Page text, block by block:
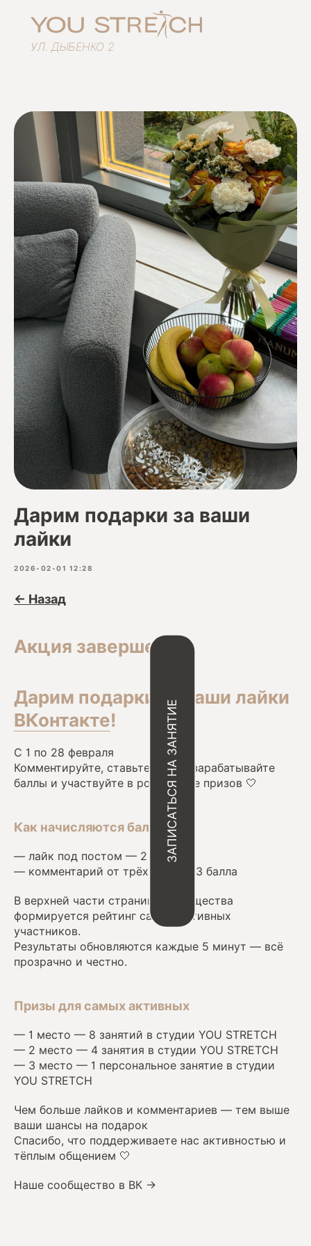
УЛ. ДЫБЕНКО 2
ЗАПИСАТЬСЯ НА ЗАНЯТИЕ
Дарим подарки за ваши
лайки
2026-02-01 12:28
← Назад
Акция завершена!
Дарим подарки за ваши лайки
ВКонтакте!
С 1 по 28 февраля
Комментируйте, ставьте лайки, зарабатывайте
баллы и участвуйте в розыгрыше призов 🤍
Как начисляются баллы
— лайк под постом — 2 балла
— комментарий от трёх слов — 3 балла
В верхней части страницы сообщества
формируется рейтинг самых активных
участников.
Результаты обновляются каждые 5 минут — всё
прозрачно и честно.
Призы для самых активных
— 1 место — 8 занятий в студии YOU STRETCH
— 2 место — 4 занятия в студии YOU STRETCH
— 3 место — 1 персональное занятие в студии
YOU STRETCH
Чем больше лайков и комментариев — тем выше
ваши шансы на подарок
Спасибо, что поддерживаете нас активностью и
тёплым общением 🤍
Наше сообщество в ВК →